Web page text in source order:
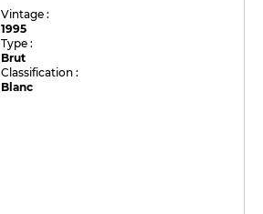
Vintage :
1995
Type :
Brut
Classification :
Blanc